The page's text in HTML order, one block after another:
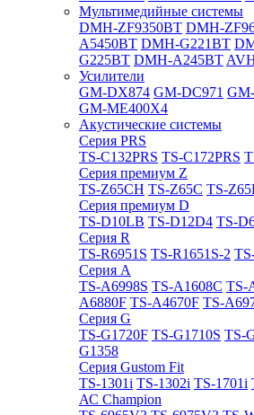
Мультимедийные системы
DMH-ZF9350BT DMH-
A5450BT DMH-G221BT
G225BT DMH-A245BT
Усилители
GM-DX874 GM-DC971
GM-ME400X4
Акустические системы
Cерия PRS
TS-C132PRS TS-C172PRS
Cерия премиум Z
TS-Z65CH TS-Z65C TS-
Cерия премиум D
TS-D10LB TS-D12D4 TS-
Cерия R
TS-R6951S TS-R1651S-2
Cерия A
TS-A6998S TS-A1608C TS-
A6880F TS-A4670F TS-
Cерия G
TS-G1720F TS-G1710S TS-
G1358
Cерия Gustom Fit
TS-1301i TS-1302i TS-1701i
АС Champion